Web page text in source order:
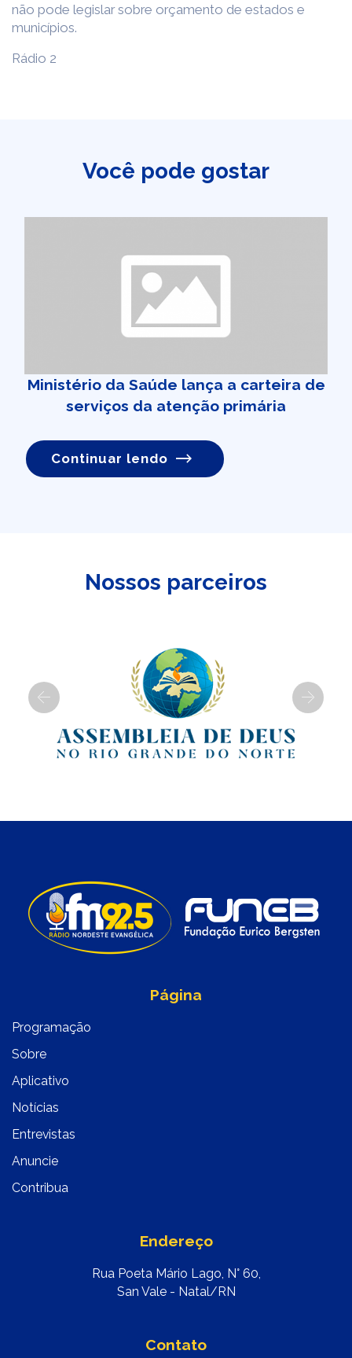
não pode legislar sobre orçamento de estados e
municípios.
Rádio 2
Você pode gostar
Ministério da Saúde lança a carteira de
serviços da atenção primária
Continuar lendo
Nossos parceiros
Previous Next
Página
Programação
Sobre
Aplicativo
Notícias
Entrevistas
Anuncie
Contribua
Endereço
Rua Poeta Mário Lago, N° 60,
San Vale - Natal/RN
Contato